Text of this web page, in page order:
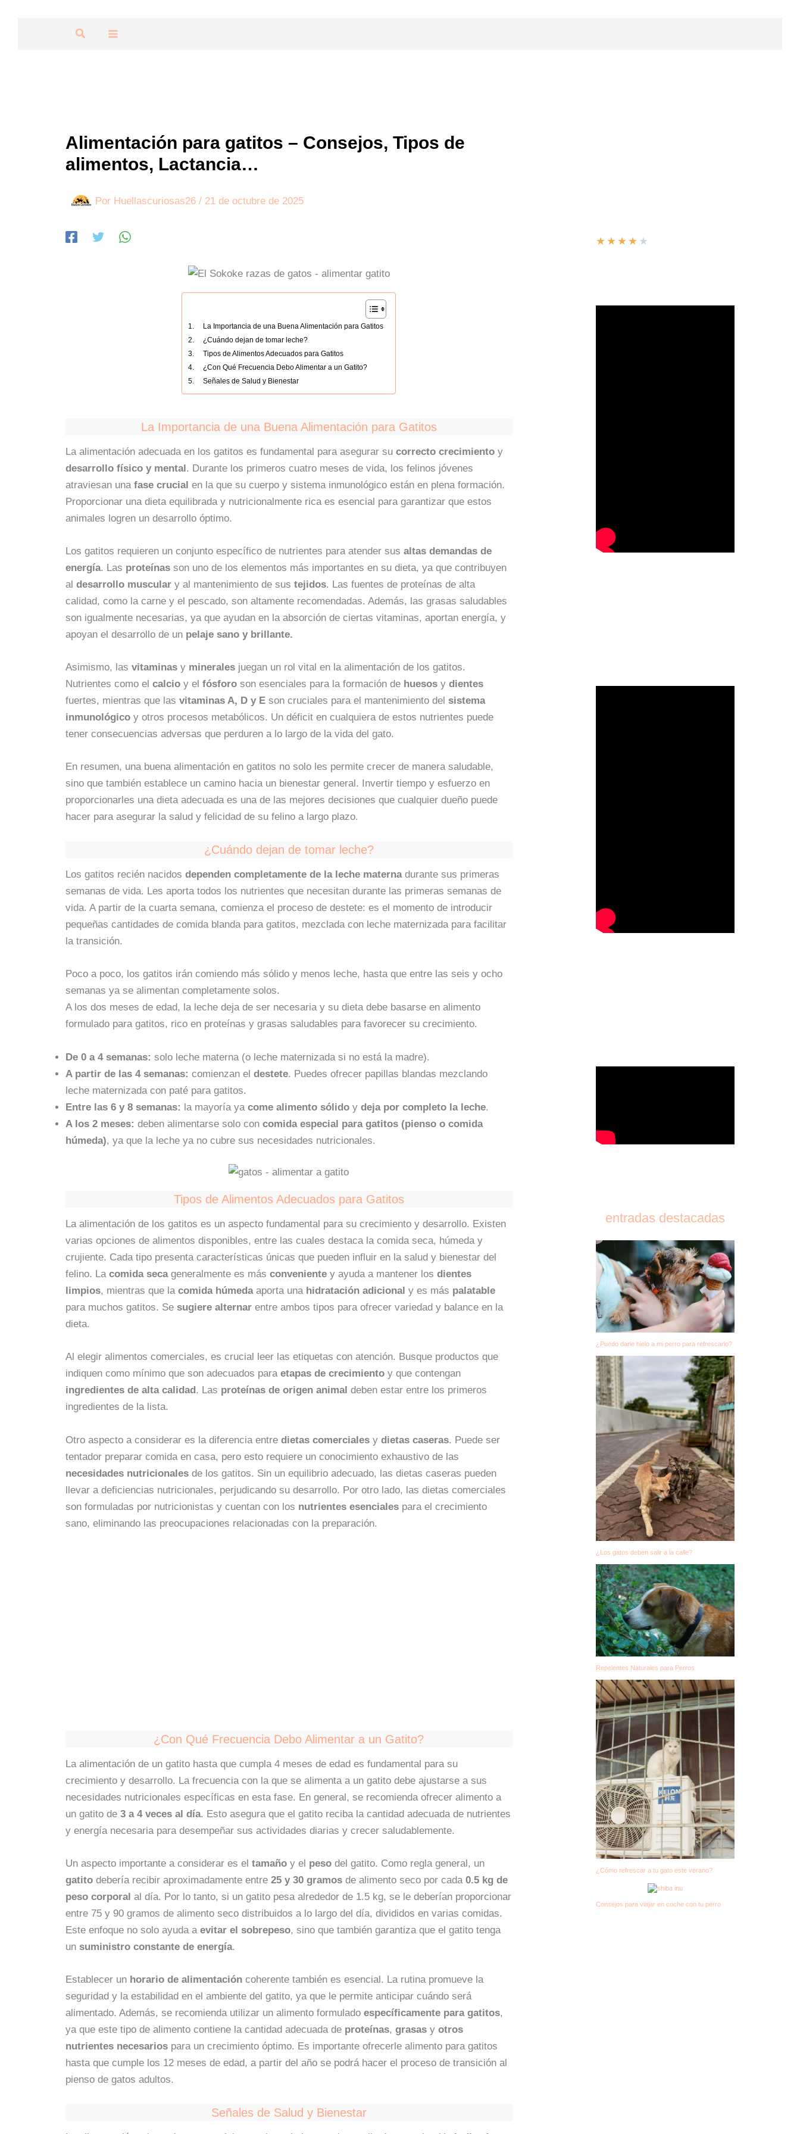
Buscar
Alimentación para gatitos – Consejos, Tipos de
alimentos, Lactancia…
Por Huellascuriosas26 / 21 de octubre de 2025
La Importancia de una Buena Alimentación para Gatitos
¿Cuándo dejan de tomar leche?
Tipos de Alimentos Adecuados para Gatitos
¿Con Qué Frecuencia Debo Alimentar a un Gatito?
Señales de Salud y Bienestar
La Importancia de una Buena Alimentación para Gatitos
La alimentación adecuada en los gatitos es fundamental para asegurar su correcto crecimiento y
desarrollo físico y mental. Durante los primeros cuatro meses de vida, los felinos jóvenes
atraviesan una fase crucial en la que su cuerpo y sistema inmunológico están en plena formación.
Proporcionar una dieta equilibrada y nutricionalmente rica es esencial para garantizar que estos
animales logren un desarrollo óptimo.
Los gatitos requieren un conjunto específico de nutrientes para atender sus altas demandas de
energía. Las proteínas son uno de los elementos más importantes en su dieta, ya que contribuyen
al desarrollo muscular y al mantenimiento de sus tejidos. Las fuentes de proteínas de alta
calidad, como la carne y el pescado, son altamente recomendadas. Además, las grasas saludables
son igualmente necesarias, ya que ayudan en la absorción de ciertas vitaminas, aportan energía, y
apoyan el desarrollo de un pelaje sano y brillante.
Asimismo, las vitaminas y minerales juegan un rol vital en la alimentación de los gatitos.
Nutrientes como el calcio y el fósforo son esenciales para la formación de huesos y dientes
fuertes, mientras que las vitaminas A, D y E son cruciales para el mantenimiento del sistema
inmunológico y otros procesos metabólicos. Un déficit en cualquiera de estos nutrientes puede
tener consecuencias adversas que perduren a lo largo de la vida del gato.
En resumen, una buena alimentación en gatitos no solo les permite crecer de manera saludable,
sino que también establece un camino hacia un bienestar general. Invertir tiempo y esfuerzo en
proporcionarles una dieta adecuada es una de las mejores decisiones que cualquier dueño puede
hacer para asegurar la salud y felicidad de su felino a largo plazo.
¿Cuándo dejan de tomar leche?
Los gatitos recién nacidos dependen completamente de la leche maternadurante sus primeras
semanas de vida. Les aporta todos los nutrientes que necesitan durante las primeras semanas de
vida. A partir de la cuarta semana, comienza el proceso de destete: es el momento de introducir
pequeñas cantidades de comida blanda para gatitos, mezclada con leche maternizada para facilitar
la transición.
Poco a poco, los gatitos irán comiendo más sólido y menos leche, hasta que entre las seis y ocho
semanas ya se alimentan completamente solos.
A los dos meses de edad, la leche deja de ser necesaria y su dieta debe basarse en alimento
formulado para gatitos, rico en proteínas y grasas saludables para favorecer su crecimiento.
De 0 a 4 semanas: solo leche materna (o leche maternizada si no está la madre).
A partir de las 4 semanas: comienzan el destete. Puedes ofrecer papillas blandas mezclando
leche maternizada con paté para gatitos.
Entre las 6 y 8 semanas: la mayoría ya come alimento sólido y deja por completo la leche.
A los 2 meses: deben alimentarse solo con comida especial para gatitos (pienso o comida
húmeda), ya que la leche ya no cubre sus necesidades nutricionales.
Tipos de Alimentos Adecuados para Gatitos
La alimentación de los gatitos es un aspecto fundamental para su crecimiento y desarrollo. Existen
varias opciones de alimentos disponibles, entre las cuales destaca la comida seca, húmeda y
crujiente. Cada tipo presenta características únicas que pueden influir en la salud y bienestar del
felino. La comida seca generalmente es más conveniente y ayuda a mantener los dientes
limpios, mientras que la comida húmedaaporta una hidratación adicional y es más palatable
para muchos gatitos. Se sugiere alternar entre ambos tipos para ofrecer variedad y balance en la
dieta.
Al elegir alimentos comerciales, es crucial leer las etiquetas con atención. Busque productos que
indiquen como mínimo que son adecuados para etapas de crecimiento y que contengan
ingredientes de alta calidad . Las proteínas de origen animal deben estar entre los primeros
ingredientes de la lista.
Otro aspecto a considerar es la diferencia entre dietas comerciales y dietas caseras. Puede ser
tentador preparar comida en casa, pero esto requiere un conocimiento exhaustivo de las
necesidades nutricionales de los gatitos. Sin un equilibrio adecuado, las dietas caseras pueden
llevar a deficiencias nutricionales, perjudicando su desarrollo. Por otro lado, las dietas comerciales
son formuladas por nutricionistas y cuentan con los nutrientes esenciales para el crecimiento
sano, eliminando las preocupaciones relacionadas con la preparación.
¿Con Qué Frecuencia Debo Alimentar a un Gatito?
La alimentación de un gatito hasta que cumpla 4 meses de edad es fundamental para su
crecimiento y desarrollo. La frecuencia con la que se alimenta a un gatito debe ajustarse a sus
necesidades nutricionales específicas en esta fase. En general, se recomienda ofrecer alimento a
un gatito de 3 a 4 veces al día. Esto asegura que el gatito reciba la cantidad adecuada de nutrientes
y energía necesaria para desempeñar sus actividades diarias y crecer saludablemente.
Un aspecto importante a considerar es el tamaño y el peso del gatito. Como regla general, un
gatito debería recibir aproximadamente entre 25 y 30 gramos de alimento seco por cada 0.5 kg de
peso corporal al día. Por lo tanto, si un gatito pesa alrededor de 1.5 kg, se le deberían proporcionar
entre 75 y 90 gramos de alimento seco distribuidos a lo largo del día, divididos en varias comidas.
Este enfoque no solo ayuda a evitar el sobrepeso, sino que también garantiza que el gatito tenga
un suministro constante de energía.
Establecer un horario de alimentación coherente también es esencial. La rutina promueve la
seguridad y la estabilidad en el ambiente del gatito, ya que le permite anticipar cuándo será
alimentado. Además, se recomienda utilizar un alimento formulado específicamente para gatitos,
ya que este tipo de alimento contiene la cantidad adecuada de proteínas, grasas y otros
nutrientes necesarios para un crecimiento óptimo. Es importante ofrecerle alimento para gatitos
hasta que cumple los 12 meses de edad, a partir del año se podrá hacer el proceso de transición al
pienso de gatos adultos.
Señales de Salud y Bienestar
★ ★ ★ ★ ★
entradas destacadas
¿Puedo darle hielo a mi perro para refrescarlo?
¿Los gatos deben salir a la calle?
Repelentes Naturales para Perros
¿Cómo refrescar a tu gato este verano?
Consejos para viajar en coche con tu perro